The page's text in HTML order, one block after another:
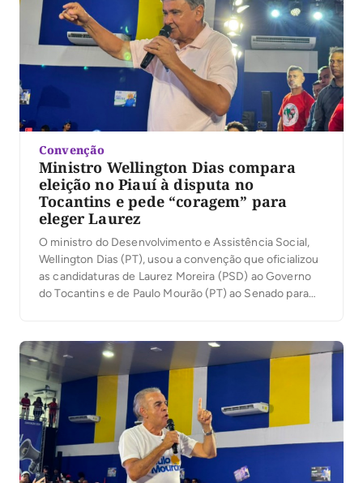
Convenção
Ministro Wellington Dias compara
eleição no Piauí à disputa no
Tocantins e pede “coragem” para
eleger Laurez
O ministro do Desenvolvimento e Assistência Social,
Wellington Dias (PT), usou a convenção que oficializou
as candidaturas de Laurez Moreira (PSD) ao Governo
do Tocantins e de Paulo Mourão (PT) ao Senado para
4, em Palmas, ele afirmou que […]